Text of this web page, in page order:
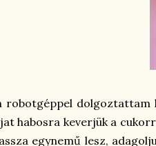
robotgéppel dolgoztattam
habosra keverjük a
egynemű lesz,